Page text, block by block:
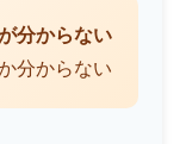
分からない
分からない